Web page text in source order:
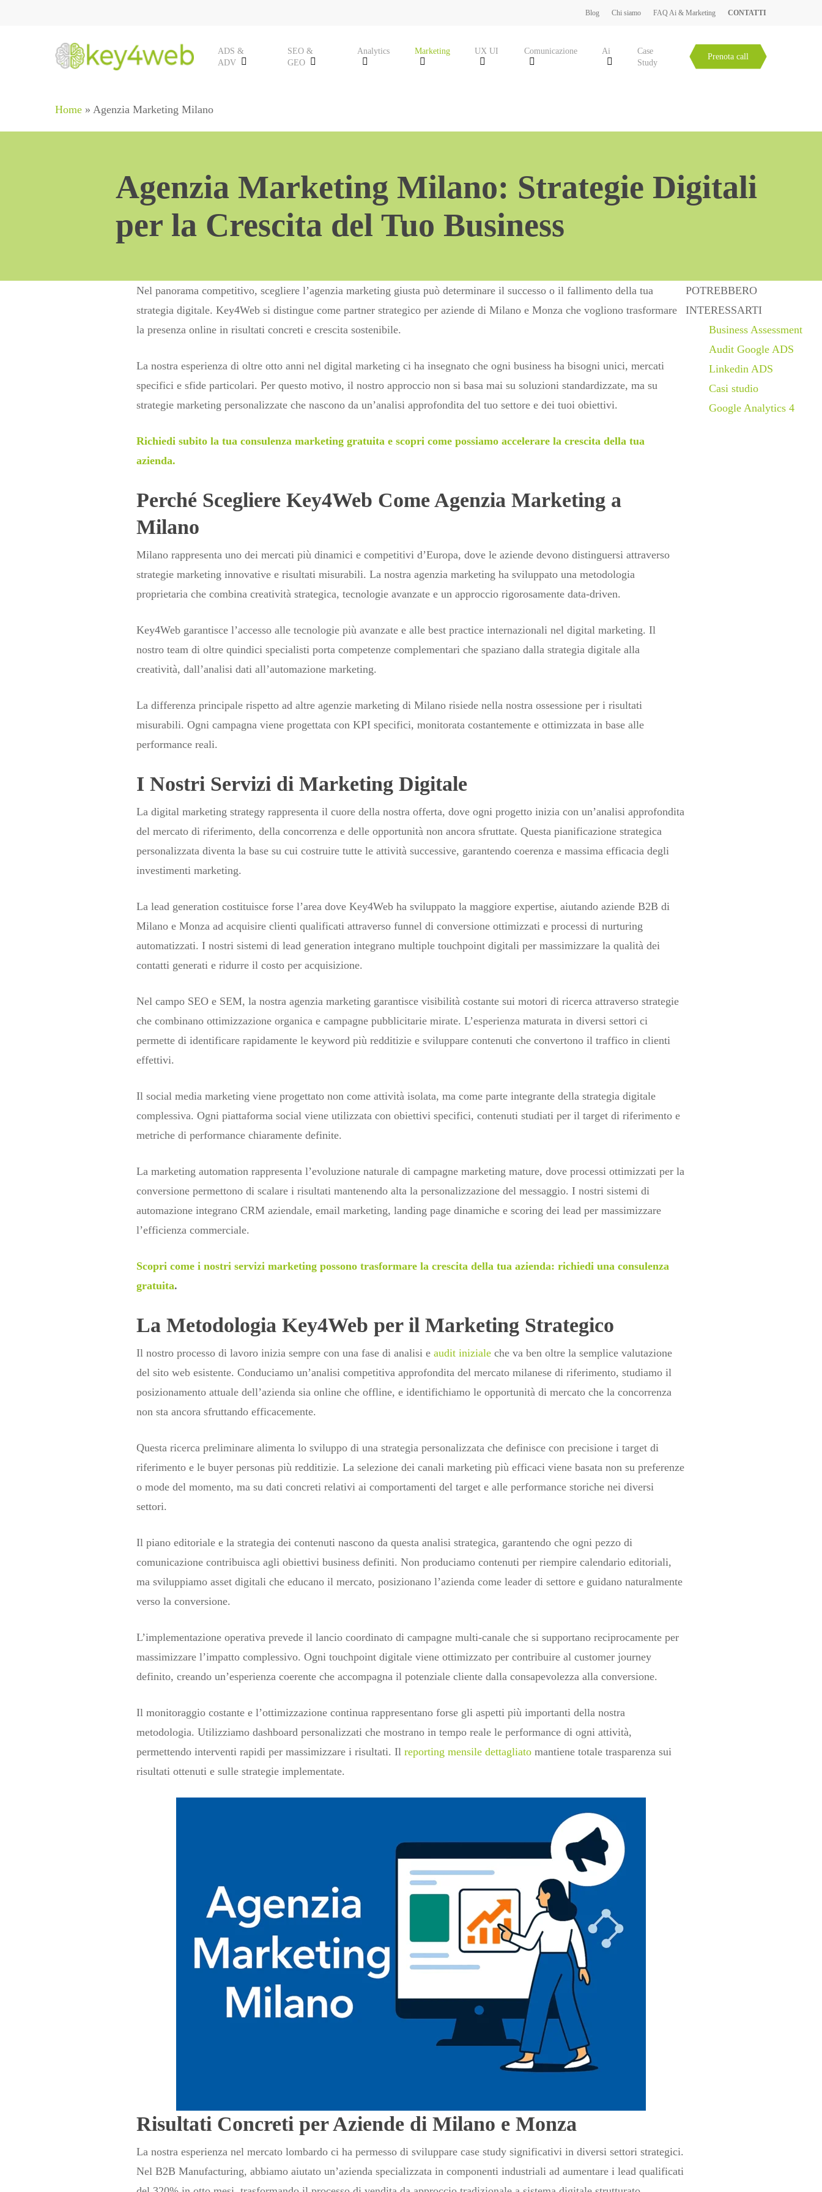
Blog Chi siamo FAQ Ai & Marketing CONTATTI
ADS &
ADV
SEO &
GEO
Analytics Marketing UX UI Comunicazione Ai
Case
Study
Prenota call
Home » Agenzia Marketing Milano
Agenzia Marketing Milano: Strategie Digitali
per la Crescita del Tuo Business
Nel panorama competitivo, scegliere l’agenzia marketing giusta può determinare il successo o il fallimento della tua
strategia digitale. Key4Web si distingue come partner strategico per aziende di Milano e Monza che vogliono trasformare
la presenza online in risultati concreti e crescita sostenibile.
La nostra esperienza di oltre otto anni nel digital marketing ci ha insegnato che ogni business ha bisogni unici, mercati
specifici e sfide particolari. Per questo motivo, il nostro approccio non si basa mai su soluzioni standardizzate, ma su
strategie marketing personalizzate che nascono da un’analisi approfondita del tuo settore e dei tuoi obiettivi.
Richiedi subito la tua consulenza marketing gratuita e scopri come possiamo accelerare la crescita della tua
azienda.
Perché Scegliere Key4Web Come Agenzia Marketing a
Milano
Milano rappresenta uno dei mercati più dinamici e competitivi d’Europa, dove le aziende devono distinguersi attraverso
strategie marketing innovative e risultati misurabili. La nostra agenzia marketing ha sviluppato una metodologia
proprietaria che combina creatività strategica, tecnologie avanzate e un approccio rigorosamente data-driven.
Key4Web garantisce l’accesso alle tecnologie più avanzate e alle best practice internazionali nel digital marketing. Il
nostro team di oltre quindici specialisti porta competenze complementari che spaziano dalla strategia digitale alla
creatività, dall’analisi dati all’automazione marketing.
La differenza principale rispetto ad altre agenzie marketing di Milano risiede nella nostra ossessione per i risultati
misurabili. Ogni campagna viene progettata con KPI specifici, monitorata costantemente e ottimizzata in base alle
performance reali.
I Nostri Servizi di Marketing Digitale
La digital marketing strategy rappresenta il cuore della nostra offerta, dove ogni progetto inizia con un’analisi approfondita
del mercato di riferimento, della concorrenza e delle opportunità non ancora sfruttate. Questa pianificazione strategica
personalizzata diventa la base su cui costruire tutte le attività successive, garantendo coerenza e massima efficacia degli
investimenti marketing.
La lead generation costituisce forse l’area dove Key4Web ha sviluppato la maggiore expertise, aiutando aziende B2B di
Milano e Monza ad acquisire clienti qualificati attraverso funnel di conversione ottimizzati e processi di nurturing
automatizzati. I nostri sistemi di lead generation integrano multiple touchpoint digitali per massimizzare la qualità dei
contatti generati e ridurre il costo per acquisizione.
Nel campo SEO e SEM, la nostra agenzia marketing garantisce visibilità costante sui motori di ricerca attraverso strategie
che combinano ottimizzazione organica e campagne pubblicitarie mirate. L’esperienza maturata in diversi settori ci
permette di identificare rapidamente le keyword più redditizie e sviluppare contenuti che convertono il traffico in clienti
effettivi.
Il social media marketing viene progettato non come attività isolata, ma come parte integrante della strategia digitale
complessiva. Ogni piattaforma social viene utilizzata con obiettivi specifici, contenuti studiati per il target di riferimento e
metriche di performance chiaramente definite.
La marketing automation rappresenta l’evoluzione naturale di campagne marketing mature, dove processi ottimizzati per la
conversione permettono di scalare i risultati mantenendo alta la personalizzazione del messaggio. I nostri sistemi di
automazione integrano CRM aziendale, email marketing, landing page dinamiche e scoring dei lead per massimizzare
l’efficienza commerciale.
Scopri come i nostri servizi marketing possono trasformare la crescita della tua azienda: richiedi una consulenza
gratuita.
La Metodologia Key4Web per il Marketing Strategico
Il nostro processo di lavoro inizia sempre con una fase di analisi eaudit iniziale che va ben oltre la semplice valutazione
del sito web esistente. Conduciamo un’analisi competitiva approfondita del mercato milanese di riferimento, studiamo il
posizionamento attuale dell’azienda sia online che offline, e identifichiamo le opportunità di mercato che la concorrenza
non sta ancora sfruttando efficacemente.
Questa ricerca preliminare alimenta lo sviluppo di una strategia personalizzata che definisce con precisione i target di
riferimento e le buyer personas più redditizie. La selezione dei canali marketing più efficaci viene basata non su preferenze
o mode del momento, ma su dati concreti relativi ai comportamenti del target e alle performance storiche nei diversi
settori.
Il piano editoriale e la strategia dei contenuti nascono da questa analisi strategica, garantendo che ogni pezzo di
comunicazione contribuisca agli obiettivi business definiti. Non produciamo contenuti per riempire calendario editoriali,
ma sviluppiamo asset digitali che educano il mercato, posizionano l’azienda come leader di settore e guidano naturalmente
verso la conversione.
L’implementazione operativa prevede il lancio coordinato di campagne multi-canale che si supportano reciprocamente per
massimizzare l’impatto complessivo. Ogni touchpoint digitale viene ottimizzato per contribuire al customer journey
definito, creando un’esperienza coerente che accompagna il potenziale cliente dalla consapevolezza alla conversione.
Il monitoraggio costante e l’ottimizzazione continua rappresentano forse gli aspetti più importanti della nostra
metodologia. Utilizziamo dashboard personalizzati che mostrano in tempo reale le performance di ogni attività,
permettendo interventi rapidi per massimizzare i risultati. Ilreporting mensile dettagliato mantiene totale trasparenza sui
risultati ottenuti e sulle strategie implementate.
Risultati Concreti per Aziende di Milano e Monza
La nostra esperienza nel mercato lombardo ci ha permesso di sviluppare case study significativi in diversi settori strategici.
Nel B2B Manufacturing, abbiamo aiutato un’azienda specializzata in componenti industriali ad aumentare i lead qualificati
POTREBBERO
INTERESSARTI
Business Assessment
Audit Google ADS
Linkedin ADS
Casi studio
Google Analytics 4